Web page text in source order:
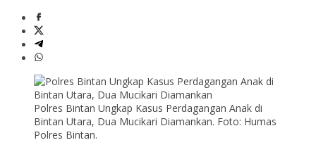
Polres Bintan Ungkap Kasus Perdagangan Anak di
Bintan Utara, Dua Mucikari Diamankan. Foto: Humas
Polres Bintan.